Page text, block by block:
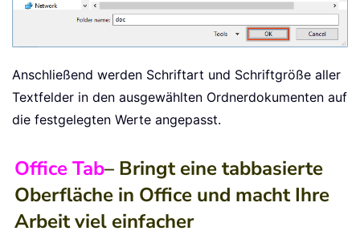
Wend
End Sub
Anschließend werden Schriftart und Schriftgröße aller
Textfelder in den ausgewählten Ordnerdokumenten auf
die festgelegten Werte angepasst.
Office Tab– Bringt eine tabbasierte
Oberfläche in Office und macht Ihre
Arbeit viel einfacher